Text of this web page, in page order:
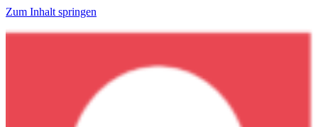
Zum Inhalt springen